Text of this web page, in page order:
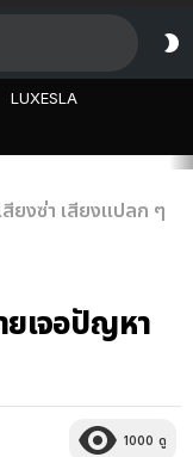
LUXESLA
ยงซ่า เสียงแปลก ๆ
ยเจอปัญหา
1000 ดู